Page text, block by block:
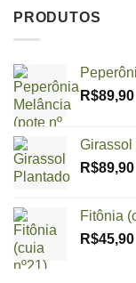
PRODUTOS
R$89,90
Girassol
R$89,90
Fitônia
R$45,90